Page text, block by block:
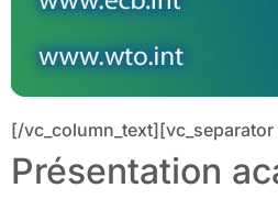
[/
Présentation